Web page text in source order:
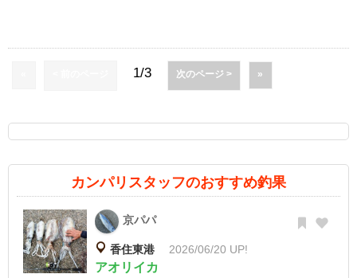
1/3 次のページ > »
カンパリスタッフのおすすめ釣果
京パパ
香住東港 2026/06/20 UP!
アオリイカ